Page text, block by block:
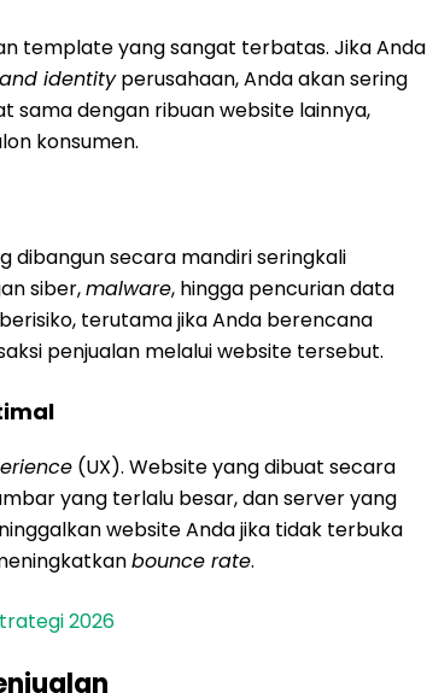
template yang sangat terbatas. Jika Anda
identityperusahaan, Anda akan sering
sama dengan ribuan website lainnya,
konsumen.
dibangun secara mandiri seringkali
siber,malware, hingga pencurian data
terutama jika Anda berencana
penjualan melalui website tersebut.
(UX). Website yang dibuat secara
yang terlalu besar, dan server yang
website Anda jika tidak terbuka
bounce rate.
2026